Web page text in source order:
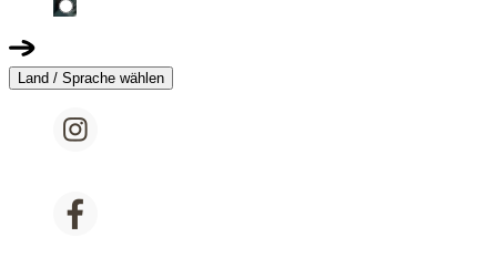
Land / Sprache wählen